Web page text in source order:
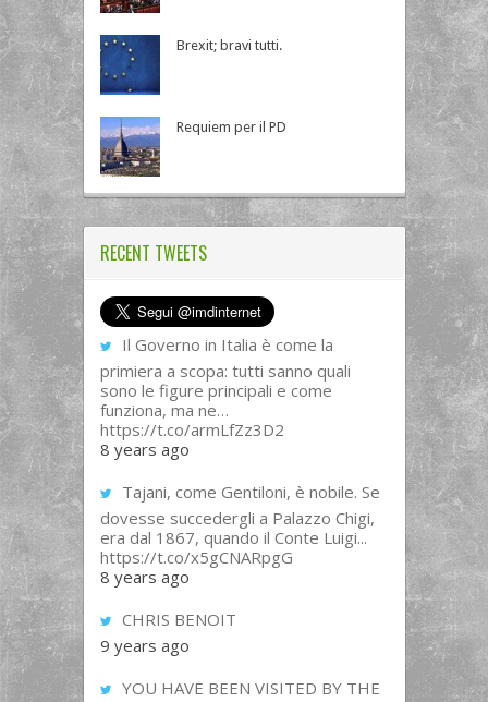
Brexit; bravi tutti.
Requiem per il PD
RECENT TWEETS
Il Governo in Italia è come la
primiera a scopa: tutti sanno quali
sono le figure principali e come
funziona, ma ne…
https://t.co/armLfZz3D2
8 years ago
Tajani, come Gentiloni, è nobile. Se
dovesse succedergli a Palazzo Chigi,
era dal 1867, quando il Conte Luigi...
https://t.co/x5gCNARpgG
8 years ago
CHRIS BENOIT
9 years ago
YOU HAVE BEEN VISITED BY THE